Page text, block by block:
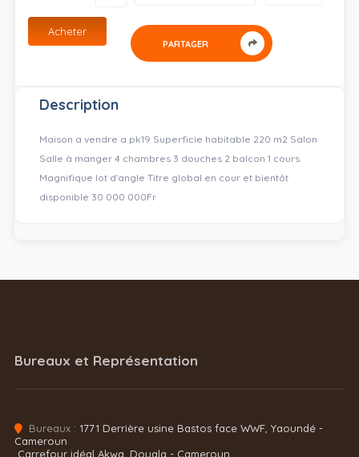
Acheter
PARTAGER
Description
Maison a vendre a pk19 Superficie habitable 220 m2 Salon
Salle à manger 4 chambres 3 douches 2 balcon 1 cours
Magnifique lot d'angle Titre global en cour et bientôt
disponible 30 000 000Fr
Bureaux et Représentation
Bureaux : 1771 Derrière usine Bastos face WWF, Yaoundé -
Cameroun
Carrefour idéal Akwa, Douala - Cameroun